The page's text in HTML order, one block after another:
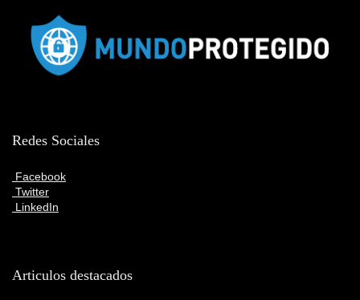
Redes Sociales
Facebook
Twitter
LinkedIn
Articulos destacados